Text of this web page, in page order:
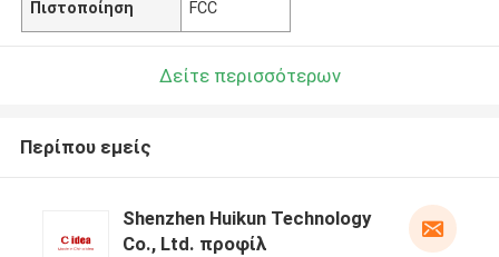
Πιστοποίηση FCC
Δείτε περισσότερων
Περίπου εμείς
Shenzhen Huikun Technology
Co., Ltd. προφίλ